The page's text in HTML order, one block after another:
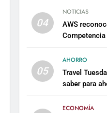
sostenible
04
NOTICIAS
AWS
artificial
05
AHORRO
Travel
saber para
ECONOMÍA